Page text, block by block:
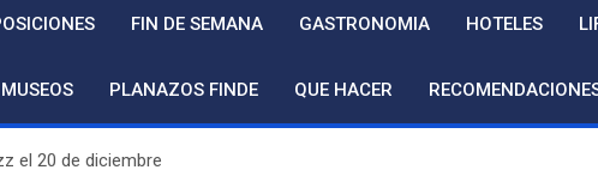
FIN DE SEMANA GASTRONOMIA HOTELES
MUSEOS PLANAZOS FINDE QUE HACER
el 20 de diciembre